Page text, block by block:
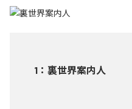
1 ： 裏世界案内人